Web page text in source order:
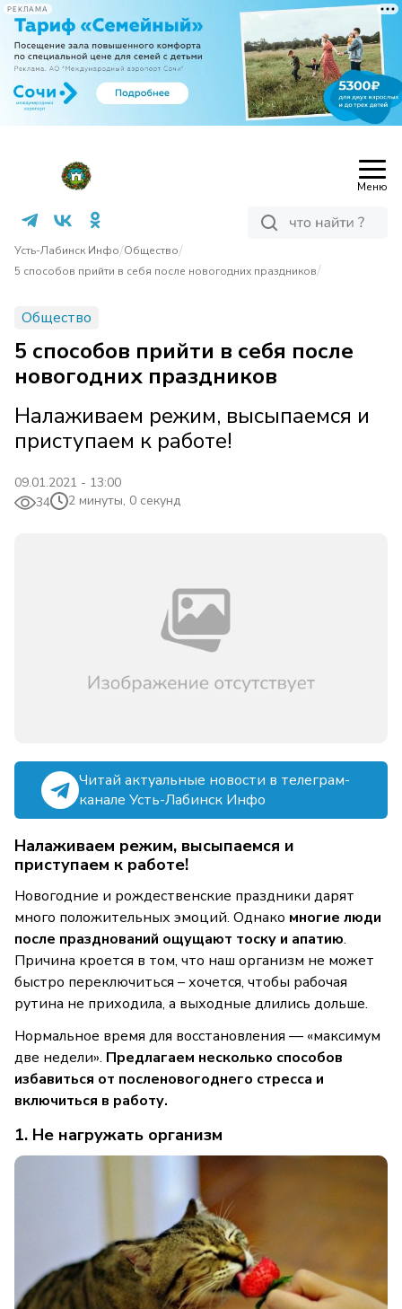
РЕКЛАМА
Меню
Усть-Лабинск Инфо/Общество/
5 способов прийти в себя после новогодних праздников/
Общество
5 способов прийти в себя после
новогодних праздников
Налаживаем режим, высыпаемся и
приступаем к работе!
09.01.2021 - 13:00
34
2 минуты, 0 секунд
Читай актуальные новости в телеграм-
канале Усть-Лабинск Инфо
Налаживаем режим, высыпаемся и
приступаем к работе!
Новогодние и рождественские праздники дарят
много положительных эмоций. Однако многие люди
после празднований ощущают тоску и апатию.
Причина кроется в том, что наш организм не может
быстро переключиться – хочется, чтобы рабочая
рутина не приходила, а выходные длились дольше.
Нормальное время для восстановления — «максимум
две недели». Предлагаем несколько способов
избавиться от посленовогоднего стресса и
включиться в работу.
1. Не нагружать организм